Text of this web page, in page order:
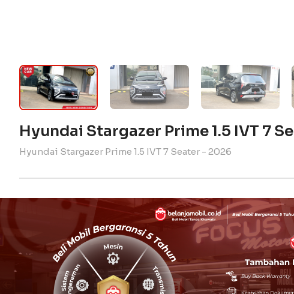
Hyundai Stargazer Prime 1.5 IVT 7
Hyundai Stargazer Prime 1.5 IVT 7 Seater - 2026